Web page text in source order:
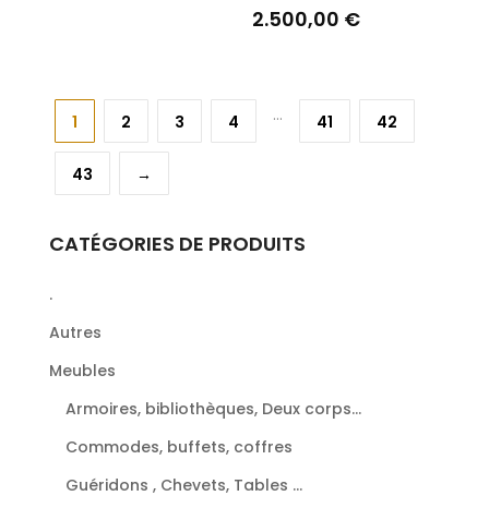
2.500,00 €
1 2 3 4 … 41 42
43 →
CATÉGORIES DE PRODUITS
.
Autres
Meubles
Armoires, bibliothèques, Deux corps...
Commodes, buffets, coffres
Guéridons , Chevets, Tables ...